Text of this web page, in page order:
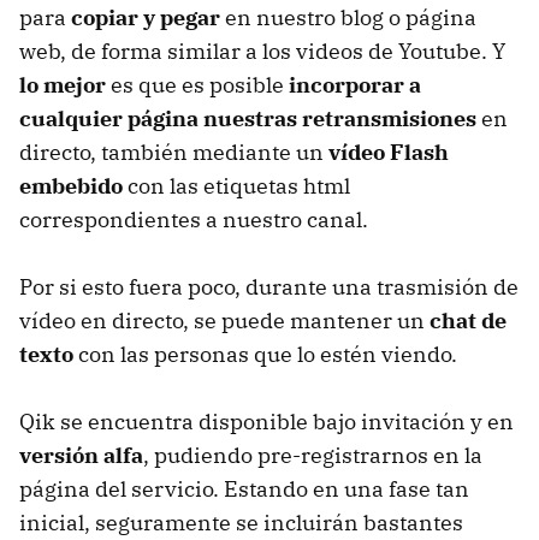
para copiar y pegaren nuestro blog o página
web, de forma similar a los videos de Youtube. Y
lo mejores que es posible incorporar a
cualquier página nuestras retransmisionesen
directo, también mediante un vídeo Flash
embebidocon las etiquetas html
correspondientes a nuestro canal.
Por si esto fuera poco, durante una trasmisión de
vídeo en directo, se puede mantener un chat de
textocon las personas que lo estén viendo.
Qik se encuentra disponible bajo invitación y en
versión alfa, pudiendo pre-registrarnos en la
página del servicio. Estando en una fase tan
inicial, seguramente se incluirán bastantes